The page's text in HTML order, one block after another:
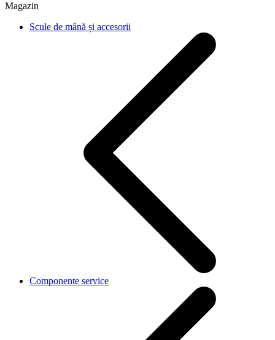
Magazin
Scule de mână și accesorii
Componente service